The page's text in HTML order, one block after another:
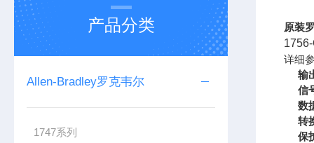
产品分类
Allen-Bradley罗克韦尔
1747系列
原装
详细
输
信
数
转
保